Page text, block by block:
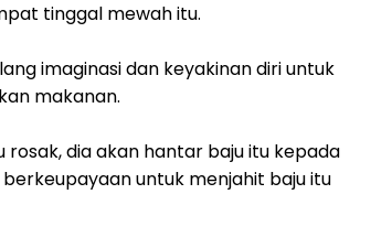
tinggal mewah itu.
imaginasi dan keyakinan diri untuk
makanan.
dia akan hantar baju itu kepada
untuk menjahit baju itu